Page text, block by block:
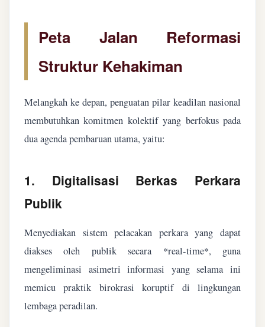
Peta Jalan Reformasi
Struktur Kehakiman
Melangkah ke depan, penguatan pilar keadilan nasional
membutuhkan komitmen kolektif yang berfokus pada
dua agenda pembaruan utama, yaitu:
1. Digitalisasi Berkas Perkara
Publik
Menyediakan sistem pelacakan perkara yang dapat
diakses oleh publik secara *real-time*, guna
mengeliminasi asimetri informasi yang selama ini
memicu praktik birokrasi koruptif di lingkungan
lembaga peradilan.